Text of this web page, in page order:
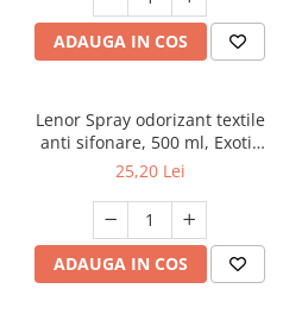
ADAUGA IN COS
Lenor Spray odorizant textile
anti sifonare, 500 ml, Exotic
Bloom
25,20 Lei
ADAUGA IN COS